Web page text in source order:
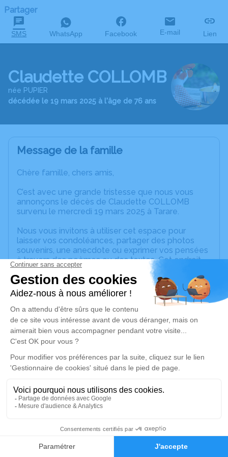
Faire-part Hommages
Partager
SMS WhatsApp Facebook E-mail Lien
Claudette COLLOMB
née PUPIER
décédée le 19 mars 2025 à l'âge de 76 ans
Message de la famille
Chère famille, chers amis,
C’est avec une grande tristesse que nous vous
annonçons le décès de Claudette COLLOMB
survenu le mercredi 19 mars 2025 à Tarare.
Nous vous invitons à utiliser cet espace pour
laisser vos condoléances, partager des photos
souvenirs, une anecdote ou exprimer vos pensées
à travers des poèmes ou des textes. Cet endroit
est un lieu d'expression dédié à honorer la
mémoire de Claudette COLLOMB.
Un service de plantation d’arbre hommage est
disponible ici.
Je rends hommage
Cérémonie religieuse
Église Saint Clément de Saint-Clément-les-
Places
69930 Saint-Clément-les-Places